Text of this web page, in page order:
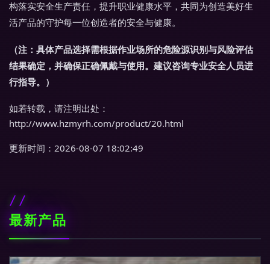
构落实安全生产责任，提升职业健康水平，共同为创造美好生
活产品的守护每一位创造者的安全与健康。
（注：具体产品选择需根据作业场所的危险源识别与风险评估
结果确定，并确保正确佩戴与使用。建议咨询专业安全人员进
行指导。）
如若转载，请注明出处：
http://www.hzmyrh.com/product/20.html
更新时间：2026-08-07 18:02:49
最新产品